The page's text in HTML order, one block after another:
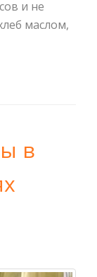
и не
маслом,
в